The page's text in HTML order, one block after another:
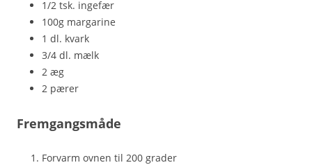
1/2 tsk. ingefær
100g margarine
1 dl. kvark
3/4 dl. mælk
2 æg
2 pærer
Fremgangsmåde
Forvarm ovnen til 200 grader